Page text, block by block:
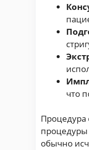
что
Процедура
процедуры
обычно